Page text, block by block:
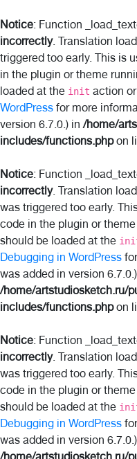
Notice: Function
incorrectly. Translation
triggered too early. This is
in the plugin or theme
loaded at the init action
WordPress for more
version 6.7.0.) in/home/
includes/functions.phpon
Notice: Function
incorrectly. Translation
was triggered too early.
code in the plugin or
should be loaded at the
Debugging in WordPress
was added in version
/home/artstudiosketch.ru/
includes/functions.phpon
Notice: Function
incorrectly. Translation
was triggered too early.
code in the plugin or
should be loaded at the
Debugging in WordPress
was added in version